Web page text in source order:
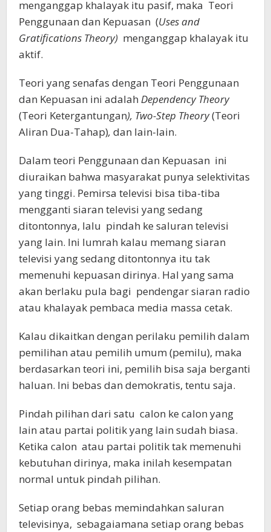
menganggap khalayak itu pasif, maka Teori
Penggunaan dan Kepuasan (Uses and
Gratifications Theory) menganggap khalayak itu
aktif.
Teori yang senafas dengan Teori Penggunaan
dan Kepuasan ini adalah Dependency Theory
(Teori Ketergantungan), Two-Step Theory(Teori
Aliran Dua-Tahap), dan lain-lain.
Dalam teori Penggunaan dan Kepuasan ini
diuraikan bahwa masyarakat punya selektivitas
yang tinggi. Pemirsa televisi bisa tiba-tiba
mengganti siaran televisi yang sedang
ditontonnya, lalu pindah ke saluran televisi
yang lain. Ini lumrah kalau memang siaran
televisi yang sedang ditontonnya itu tak
memenuhi kepuasan dirinya. Hal yang sama
akan berlaku pula bagi pendengar siaran radio
atau khalayak pembaca media massa cetak.
Kalau dikaitkan dengan perilaku pemilih dalam
pemilihan atau pemilih umum (pemilu), maka
berdasarkan teori ini, pemilih bisa saja berganti
haluan. Ini bebas dan demokratis, tentu saja.
Pindah pilihan dari satu calon ke calon yang
lain atau partai politik yang lain sudah biasa.
Ketika calon atau partai politik tak memenuhi
kebutuhan dirinya, maka inilah kesempatan
normal untuk pindah pilihan.
Setiap orang bebas memindahkan saluran
televisinya, sebagaiamana setiap orang bebas